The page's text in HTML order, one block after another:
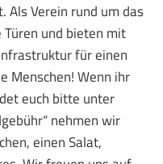
Als Verein rund um das
und bieten mit
für einen
Menschen! Wenn ihr
euch bitte unter
nehmen wir
einen Salat,